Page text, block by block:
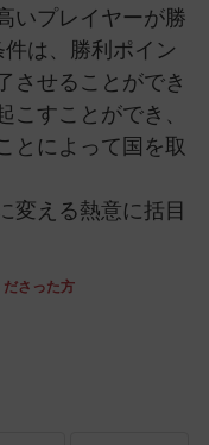
いプレイヤーが勝
は、勝利ポイン
させることができ
こすことができ、
とによって国を取
変える熱意に括目
さった方